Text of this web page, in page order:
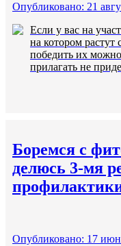
Опубликовано: 21
Если у вас на
на котором
победить их
прилагать не
Боремся с
делюсь 3-мя
Опубликовано: 17